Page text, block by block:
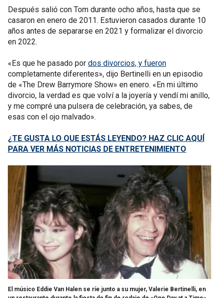
Después salió con Tom durante ocho años, hasta que se
casaron en enero de 2011. Estuvieron casados durante 10
años antes de separarse en 2021 y formalizar el divorcio
en 2022.
«Es que he pasado por dos divorcios, y fueron
completamente diferentes», dijo Bertinelli en un episodio
de «The Drew Barrymore Show» en enero. «En mi último
divorcio, la verdad es que volví a la joyería y vendí mi anillo,
y me compré una pulsera de celebración, ya sabes, de
esas con el ojo malvado».
¿TE GUSTA LO QUE ESTÁS LEYENDO? HAZ CLIC AQUÍ
PARA VER MÁS NOTICIAS DE ENTRETENIMIENTO
El músico Eddie Van Halen se ríe junto a su mujer, Valerie Bertinelli, en